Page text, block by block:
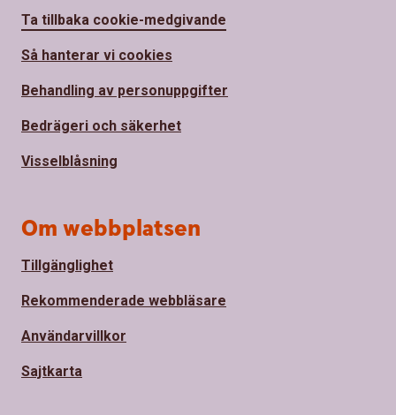
Ta tillbaka cookie-medgivande
Så hanterar vi cookies
Behandling av personuppgifter
Bedrägeri och säkerhet
Visselblåsning
Om webbplatsen
Tillgänglighet
Rekommenderade webbläsare
Användarvillkor
Sajtkarta